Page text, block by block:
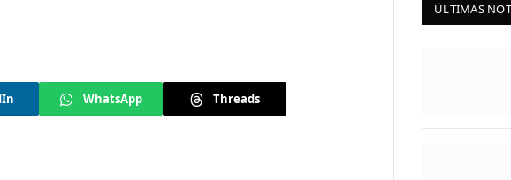
WhatsApp Threads
ÚLTIMAS